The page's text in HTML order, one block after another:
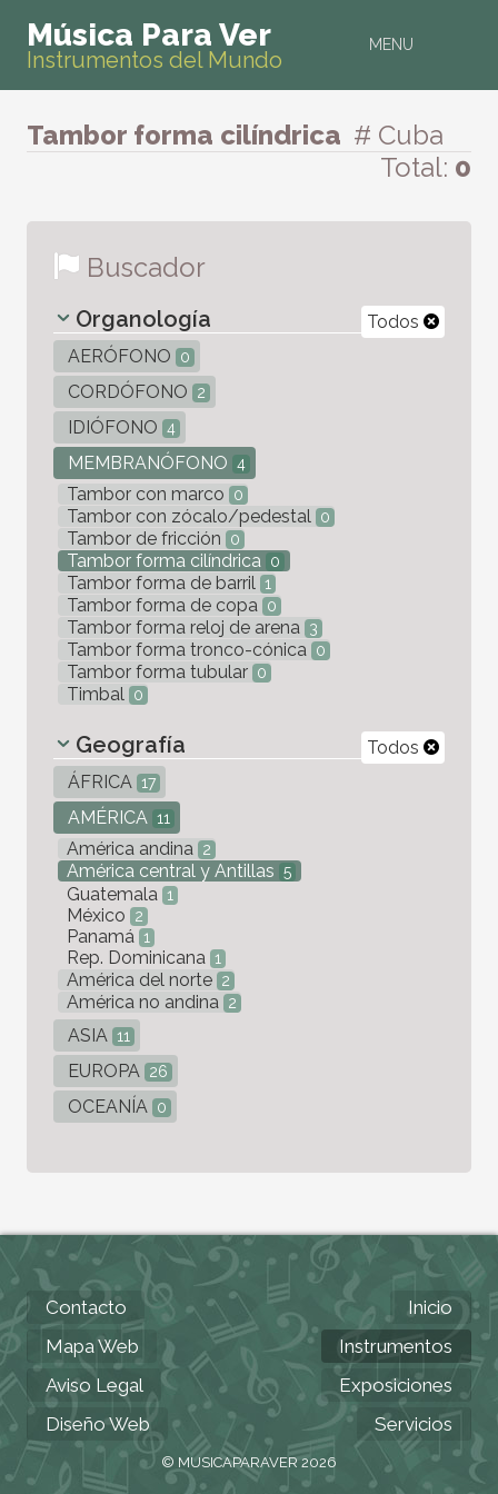
MENU
Música Para Ver
Instrumentos del Mundo
Tambor forma cilíndrica # Cuba
Total: 0
Buscador
Todos
Organología
AERÓFONO 0
CORDÓFONO 2
IDIÓFONO 4
MEMBRANÓFONO 4
Tambor con marco 0
Tambor con zócalo/pedestal 0
Tambor de fricción 0
Tambor forma cilíndrica 0
Tambor forma de barril 1
Tambor forma de copa 0
Tambor forma reloj de arena 3
Tambor forma tronco-cónica 0
Tambor forma tubular 0
Timbal 0
Todos
Geografía
ÁFRICA 17
AMÉRICA 11
América andina 2
América central y Antillas 5
Guatemala 1
México 2
Panamá 1
Rep. Dominicana 1
América del norte 2
América no andina 2
ASIA 11
EUROPA 26
OCEANÍA 0
Contacto
Mapa Web
Aviso Legal
Diseño Web
Inicio
Instrumentos
Exposiciones
Servicios
© MUSICAPARAVER 2026